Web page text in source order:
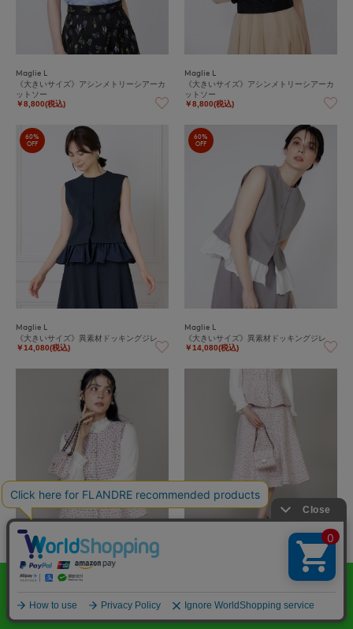
Maglie L
《大きいサイズ》アシンメトリーシアーカ
ットソー
￥8,800(税込)
Maglie L
《大きいサイズ》アシンメトリーシアーカ
ットソー
￥8,800(税込)
60%
OFF
Maglie L
《大きいサイズ》異素材ドッキングジレ
￥14,080(税込)
60%
OFF
Maglie L
《大きいサイズ》異素材ドッキングジレ
￥14,080(税込)
Maglie L
《大きいサイズ》フリンジツイードジレ
￥55,000(税込)
《大きいサイズ》フリンジツイードスカー
￥66,000(税込)